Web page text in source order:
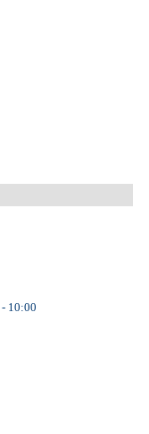
- 10:00